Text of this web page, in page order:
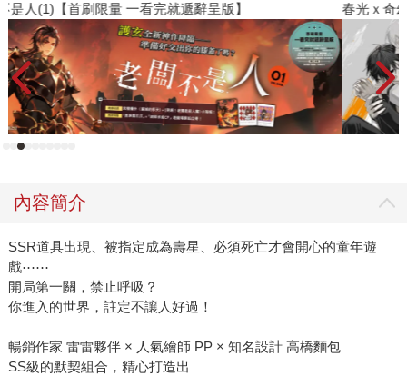
春光ｘ奇幻基地｜全書系展 閱
內容簡介
SSR道具出現、被指定成為壽星、必須死亡才會開心的童年遊
戲⋯⋯
開局第一關，禁止呼吸？
你進入的世界，註定不讓人好過！
暢銷作家 雷雷夥伴 × 人氣繪師 PP × 知名設計 高橋麵包
SS級的默契組合，精心打造出